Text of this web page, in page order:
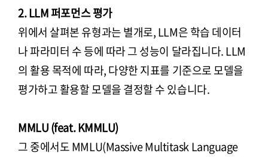
2. LLM 퍼포먼스 평가
위에서 살펴본 유형과는 별개로, LLM은 학습 데이터
나 파라미터 수 등에 따라 그 성능이 달라집니다. LLM
의 활용 목적에 따라, 다양한 지표를 기준으로 모델을
평가하고 활용할 모델을 결정할 수 있습니다.
MMLU (feat. KMMLU)
그 중에서도 MMLU(Massive Multitask Language